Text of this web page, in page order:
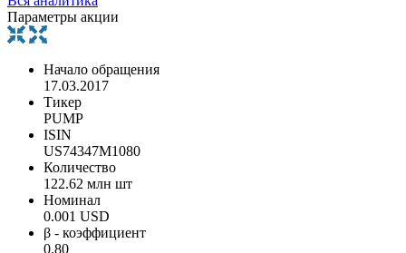
Параметры акции
Начало обращения
17.03.2017
Тикер
PUMP
ISIN
US74347M1080
Количество
122.62 млн шт
Номинал
0.001 USD
β - коэффициент
0.80